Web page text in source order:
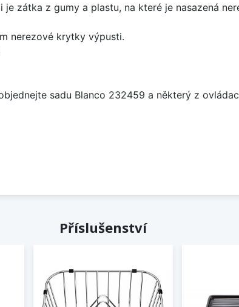
zátka z gumy a plastu, na které je nasazená
nerezové krytky výpusti.
sadu Blanco 232459 a některý z
Příslušenství